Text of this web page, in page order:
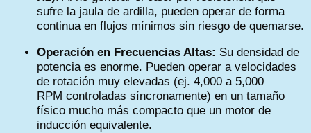
sufre la jaula de ardilla, pueden operar de forma
continua en flujos mínimos sin riesgo de quemarse.
Operación en Frecuencias Altas: Su densidad de
potencia es enorme. Pueden operar a velocidades
de rotación muy elevadas (ej. 4,000 a 5,000
RPM controladas síncronamente) en un tamaño
físico mucho más compacto que un motor de
inducción equivalente.